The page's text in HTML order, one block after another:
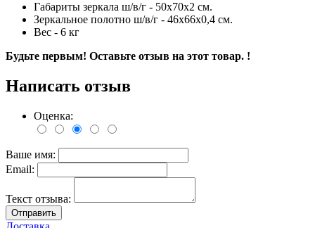
Габариты зеркала ш/в/г - 50х70х2 см.
Зеркальное полотно ш/в/г - 46х66х0,4 см.
Вес - 6 кг
Будьте первым! Оставьте отзыв на этот товар. !
Написать отзыв
Оценка:
Ваше имя:
Email:
Текст отзыва:
Отправить